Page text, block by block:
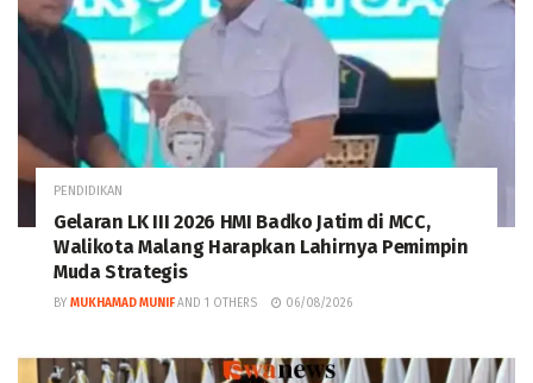
PENDIDIKAN
Gelaran LK III 2026 HMI Badko Jatim di MCC,
Walikota Malang Harapkan Lahirnya Pemimpin
Muda Strategis
BY MUKHAMAD MUNIF AND 1 OTHERS 06/08/2026